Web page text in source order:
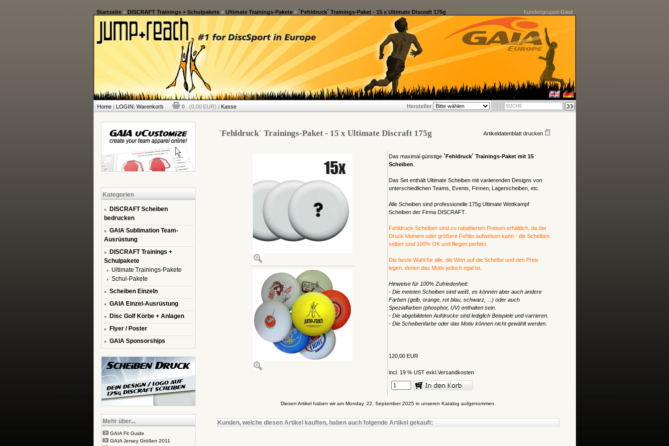
Startseite» DISCRAFT Trainings + Schulpakete» Ultimate Trainings-Pakete» `Fehldruck´ Trainings-Paket - 15 x Ultimate Discraft 175g Kundengruppe:Gast
Home| LOGIN| Warenkorb 0 (0,00 EUR) | Kasse Hersteller
Kategorien
DISCRAFT Scheiben
bedrucken
GAIA Sublimation Team-
Ausrüstung
DISCRAFT Trainings +
Schulpakete
Ultimate Trainings-Pakete
Schul-Pakete
Scheiben Einzeln
GAIA Einzel-Ausrüstung
Disc Golf Körbe + Anlagen
Flyer / Poster
GAIA Sponsorships
Mehr über...
GAIA Fit Guide
GAIA Jersey Größen 2011
`Fehldruck´ Trainings-Paket - 15 x Ultimate Discraft 175g Artikeldatenblatt drucken
Das maximal günstige `Fehldruck´ Trainings-Paket mit 15
Scheiben
Das Set enthält Ultimate Scheiben mit variierenden Designs von
unterschiedlichen Teams, Events, Firmen, Lagerscheiben, etc.
Alle Scheiben sind professionelle 175g Ultimate Wettkampf
Scheiben der Firma DISCRAFT.
Fehldruck-Scheiben sind zu rabattierten Preisen erhältlich, da der
Druck kleinere oder größere Fehler aufweisen kann - die Scheiben
selber sind 100% OK und fliegen perfekt.
Die beste Wahl für alle, die Wert auf die Scheibe und den Preis
legen, denen das Motiv jedoch egal ist.
Hinweise für 100% Zufriedenheit:
- Die meisten Scheiben sind weiß, es können aber auch andere
Farben (gelb, orange, rot blau, schwarz, ...) oder auch
Spezialfarben (phosphor, UV) enthalten sein.
- Die abgebildeten Aufdrucke sind lediglich Beispiele und varrieren.
- Die Scheibenfarbe oder das Motiv können nicht gewählt werden.
120,00 EUR
incl. 19 % UST exkl. Versandkosten
Diesen Artikel haben wir am Monday, 22. September 2025 in unseren Katalog aufgenommen.
Kunden, welche diesen Artikel kauften, haben auch folgende Artikel gekauft: